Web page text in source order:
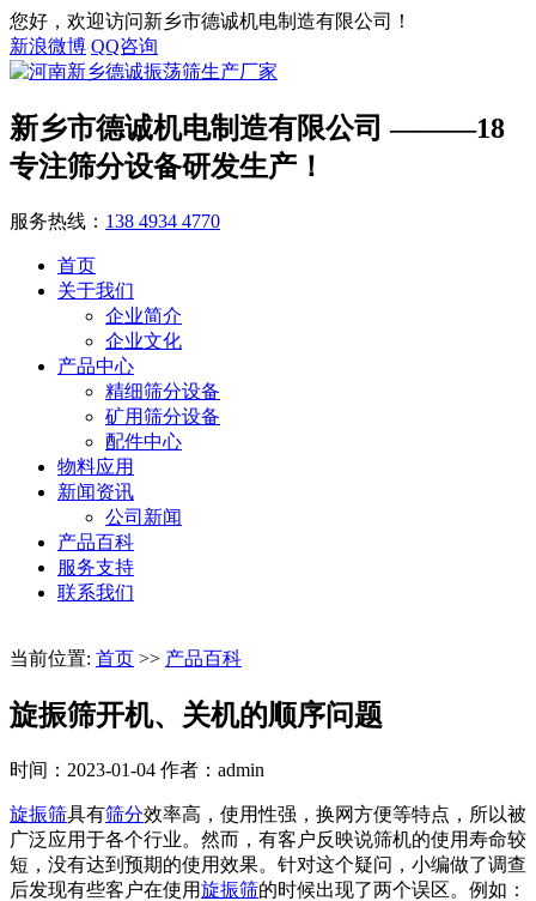
您好，欢迎访问新乡市德诚机电制造有限公司！
新浪微博 QQ咨询
新乡市德诚机电制造有限公司 ———18
专注筛分设备研发生产！
服务热线： 138 4934 4770
首页
关于我们
企业简介
企业文化
产品中心
精细筛分设备
矿用筛分设备
配件中心
物料应用
新闻资讯
公司新闻
产品百科
服务支持
联系我们
当前位置: 首页 >> 产品百科
旋振筛开机、关机的顺序问题
时间：2023-01-04 作者：admin
旋振筛具有筛分效率高，使用性强，换网方便等特点，所以被
广泛应用于各个行业。然而，有客户反映说筛机的使用寿命较
短，没有达到预期的使用效果。针对这个疑问，小编做了调查
后发现有些客户在使用旋振筛的时候出现了两个误区。例如：